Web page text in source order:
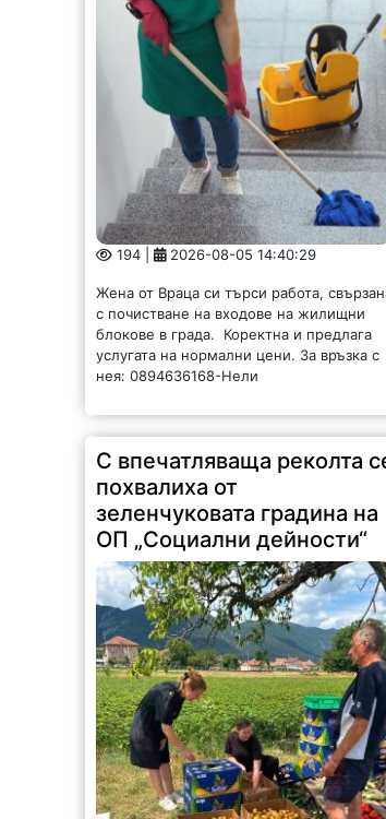
194 | 2026-08-05 14:40:29
Жена от Враца си търси работа,
с почистване на входове на жилищни
блокове в града. Коректна и предлага
услугата на нормални цени. За връзка с
нея: 0894636168-Нели
С впечатляваща реколта
похвалиха от
зеленчуковата градина на
ОП „Социални дейности“